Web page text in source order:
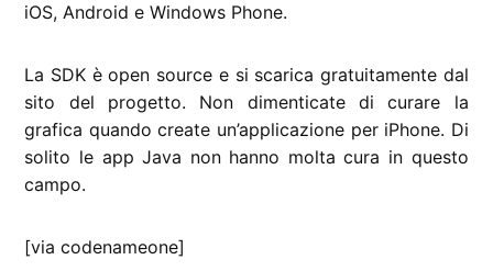
iOS, Android e Windows Phone.
La SDK è open source e si scarica gratuitamente dal
sito del progetto. Non dimenticate di curare la
grafica quando create un’applicazione per iPhone. Di
solito le app Java non hanno molta cura in questo
campo.
[via codenameone]